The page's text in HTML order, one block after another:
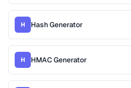
H Hash Generator
H HMAC Generator